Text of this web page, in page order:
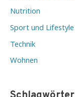
Nutrition
Sport und Lifestyle
Technik
Wohnen